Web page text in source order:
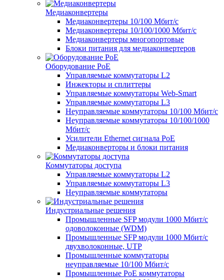
Медиаконвертеры
Медиаконвертеры 10/100 Мбит/с
Медиаконвертеры 10/100/1000 Мбит/c
Медиаконвертеры многопортовые
Блоки питания для медиаконвертеров
Оборудование PoE
Управляемые коммутаторы L2
Инжекторы и сплиттеры
Управляемые коммутаторы Web-Smart
Управляемые коммутаторы L3
Неуправляемые коммутаторы 10/100 Мбит/с
Неуправляемые коммутаторы 10/100/1000
Мбит/с
Усилители Ethernet сигнала PoE
Медиаконверторы и блоки питания
Коммутаторы доступа
Управляемые коммутаторы L2
Управляемые коммутаторы L3
Неуправляемые коммутаторы
Индустриальные решения
Промышленные SFP модули 1000 Мбит/c
одоволоконные (WDM)
Промышленные SFP модули 1000 Мбит/c
двухволоконные, UTP
Промышленные коммутаторы
неуправляемые 10/100 Мбит/с
Промышленные PoE коммутаторы